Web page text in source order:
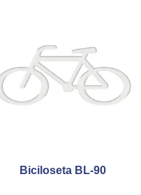
Biciloseta BL-90